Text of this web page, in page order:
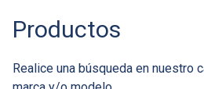
Productos
Realice una búsqueda en nuestro